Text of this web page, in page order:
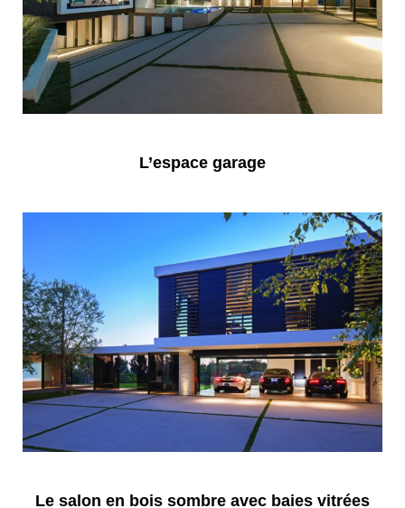
L’espace garage
Le salon en bois sombre avec baies vitrées